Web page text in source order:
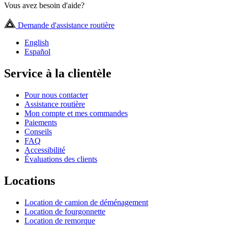
Vous avez besoin d'aide?
Demande d'assistance routière
English
Español
Service à la clientèle
Pour nous contacter
Assistance routière
Mon compte et mes commandes
Paiements
Conseils
FAQ
Accessibilité
Évaluations des clients
Locations
Location de camion de déménagement
Location de fourgonnette
Location de remorque